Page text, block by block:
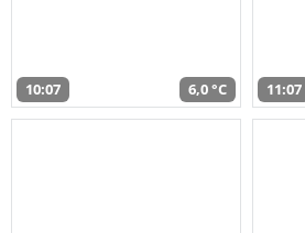
10:07 6,0 °C 11:07